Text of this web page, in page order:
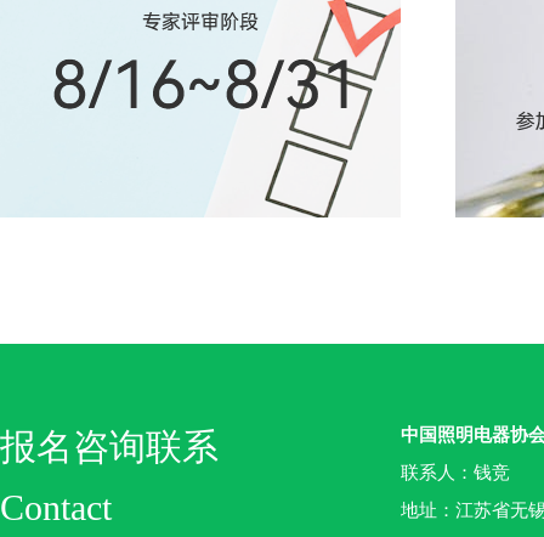
报名咨询联系
Contact
中国照明电器协
联系人：钱竞
地址：江苏省无